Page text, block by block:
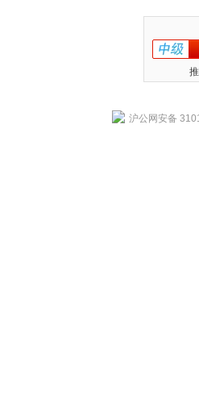
沪公网安备